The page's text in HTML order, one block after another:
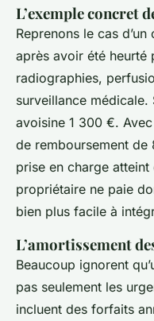
L’exemple concret
Reprenons le cas
après avoir été
radiographies,
surveillance médicale.
avoisine 1 300 €.
de remboursement
prise en charge
propriétaire ne paie
bien plus facile à
L’amortissement
Beaucoup ignorent
pas seulement les
incluent des forfaits